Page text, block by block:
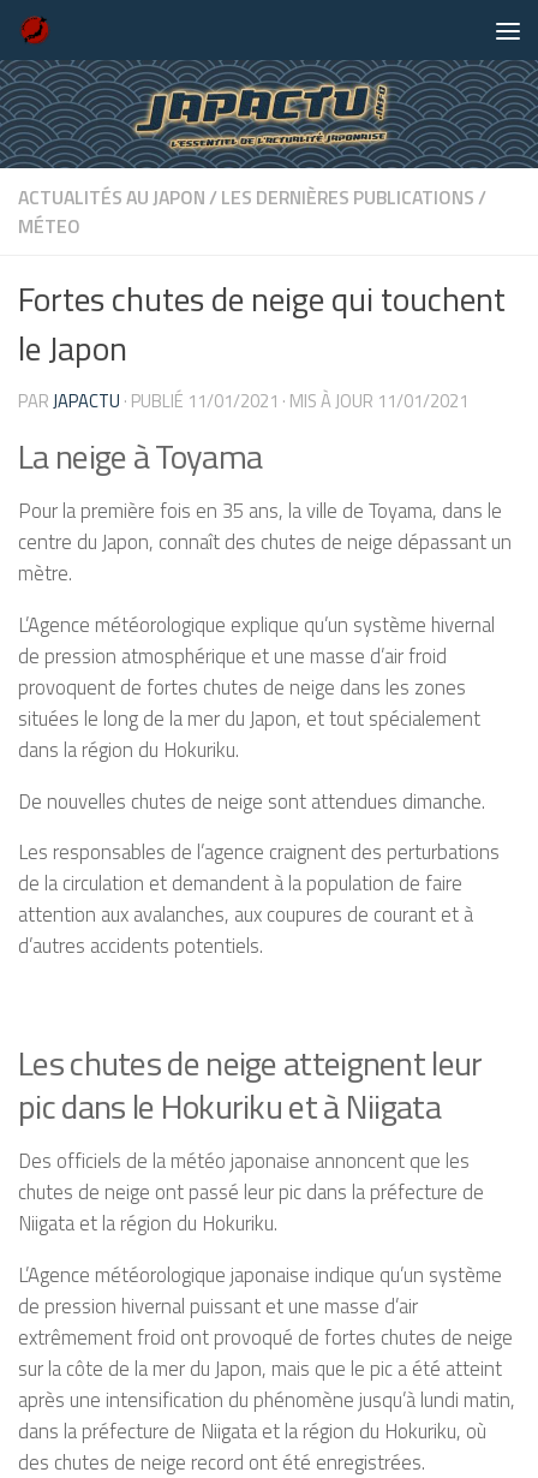
Skip to content
ACTUALITÉS AU JAPON/LES DERNIÈRES PUBLICATIONS/
MÉTEO
Fortes chutes de neige qui touchent
le Japon
PARJAPACTU · PUBLIÉ 11/01/2021 · MIS À JOUR 11/01/2021
La neige à Toyama
Pour la première fois en 35 ans, la ville de Toyama, dans le
centre du Japon, connaît des chutes de neige dépassant un
mètre.
L’Agence météorologique explique qu’un système hivernal
de pression atmosphérique et une masse d’air froid
provoquent de fortes chutes de neige dans les zones
situées le long de la mer du Japon, et tout spécialement
dans la région du Hokuriku.
De nouvelles chutes de neige sont attendues dimanche.
Les responsables de l’agence craignent des perturbations
de la circulation et demandent à la population de faire
attention aux avalanches, aux coupures de courant et à
d’autres accidents potentiels.
Les chutes de neige atteignent leur
pic dans le Hokuriku et à Niigata
Des officiels de la météo japonaise annoncent que les
chutes de neige ont passé leur pic dans la préfecture de
Niigata et la région du Hokuriku.
L’Agence météorologique japonaise indique qu’un système
de pression hivernal puissant et une masse d’air
extrêmement froid ont provoqué de fortes chutes de neige
sur la côte de la mer du Japon, mais que le pic a été atteint
après une intensification du phénomène jusqu’à lundi matin,
dans la préfecture de Niigata et la région du Hokuriku, où
des chutes de neige record ont été enregistrées.